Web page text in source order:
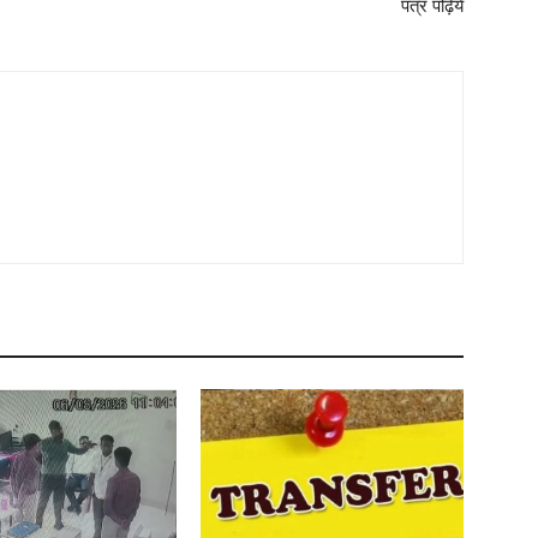
पत्र पढ़िये